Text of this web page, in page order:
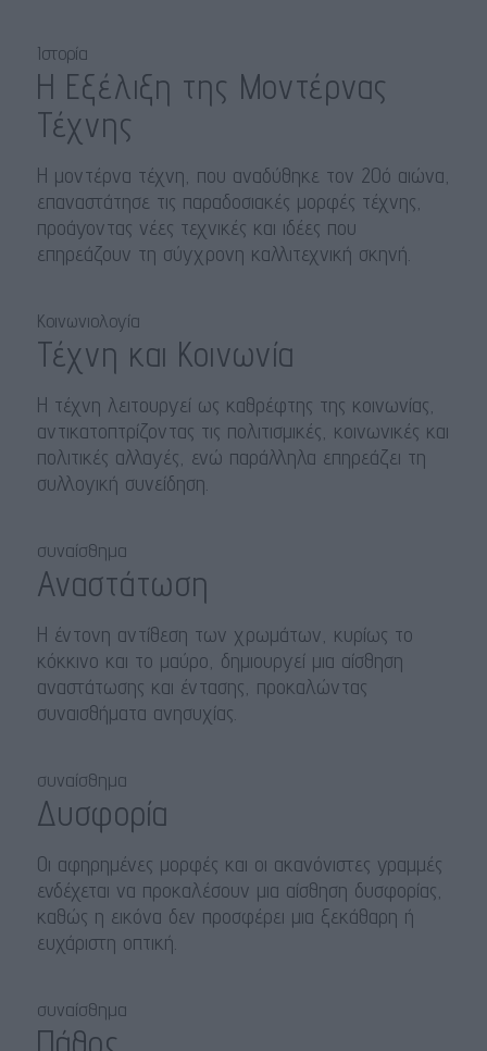
Ιστορία
Η Εξέλιξη της Μοντέρνας
Τέχνης
Η μοντέρνα τέχνη, που αναδύθηκε τον 20ό αιώνα,
επαναστάτησε τις παραδοσιακές μορφές τέχνης,
προάγοντας νέες τεχνικές και ιδέες που
επηρεάζουν τη σύγχρονη καλλιτεχνική σκηνή.
Κοινωνιολογία
Τέχνη και Κοινωνία
Η τέχνη λειτουργεί ως καθρέφτης της κοινωνίας,
αντικατοπτρίζοντας τις πολιτισμικές, κοινωνικές και
πολιτικές αλλαγές, ενώ παράλληλα επηρεάζει τη
συλλογική συνείδηση.
συναίσθημα
Αναστάτωση
Η έντονη αντίθεση των χρωμάτων, κυρίως το
κόκκινο και το μαύρο, δημιουργεί μια αίσθηση
αναστάτωσης και έντασης, προκαλώντας
συναισθήματα ανησυχίας.
συναίσθημα
Δυσφορία
Οι αφηρημένες μορφές και οι ακανόνιστες γραμμές
ενδέχεται να προκαλέσουν μια αίσθηση δυσφορίας,
καθώς η εικόνα δεν προσφέρει μια ξεκάθαρη ή
ευχάριστη οπτική.
συναίσθημα
Πάθος